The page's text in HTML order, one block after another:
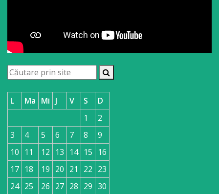
L Ma Mi J V S
D
1
2
3
4 5 6 7 8
9
10
11 12 13 14 15
16
17 18 19 20 21 22 23
24 25 26 27 28 29 30